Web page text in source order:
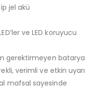
jel akü
ve LED koruyucu
gerektirmeyen batarya
verimli ve etkin uyarı
mafsal sayesinde